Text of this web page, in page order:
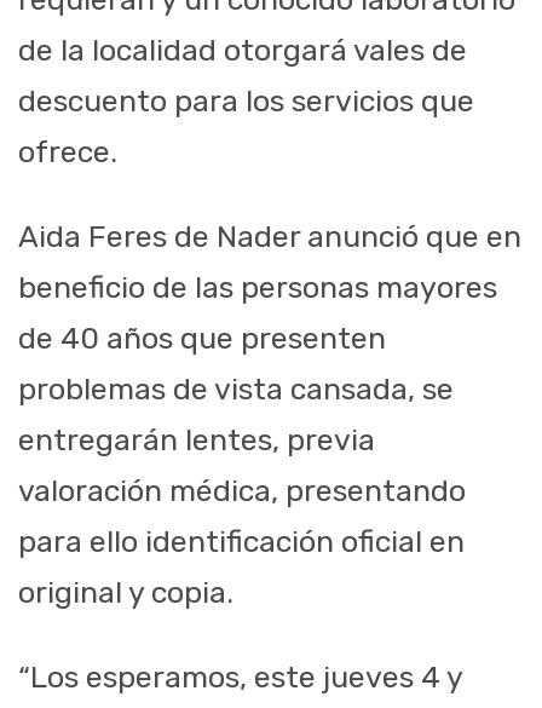
de la localidad otorgará vales de
descuento para los servicios que
ofrece.
Aida Feres de Nader anunció que en
beneficio de las personas mayores
de 40 años que presenten
problemas de vista cansada, se
entregarán lentes, previa
valoración médica, presentando
para ello identificación oficial en
original y copia.
“Los esperamos, este jueves 4 y